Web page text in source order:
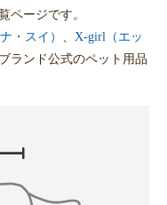
ページです。
・スイ）
X-girl（エッ
ランド公式のペット用品